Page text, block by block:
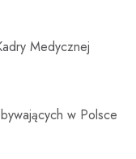
i Ginekologii
Medycznej
w Polsce